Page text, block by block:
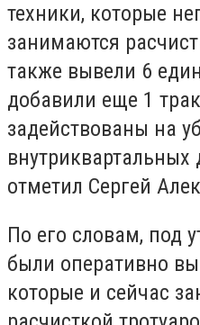
техники, которые
занимаются
также вывели 6
добавили еще 1
задействованы на
внутриквартальных
отметил Сергей
По его словам, под
были оперативно
которые и сейчас